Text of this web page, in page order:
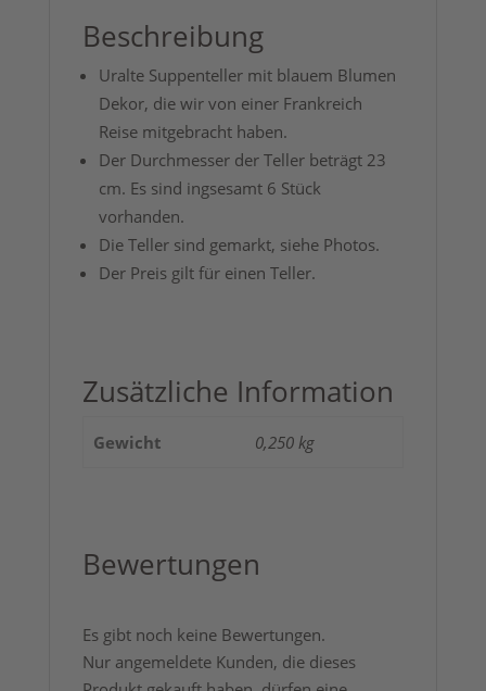
Beschreibung
Uralte Suppenteller mit blauem Blumen
Dekor, die wir von einer Frankreich
Reise mitgebracht haben.
Der Durchmesser der Teller beträgt 23
cm. Es sind ingsesamt 6 Stück
vorhanden.
Die Teller sind gemarkt, siehe Photos.
Der Preis gilt für einen Teller.
Zusätzliche Information
Gewicht 0,250 kg
Bewertungen
Es gibt noch keine Bewertungen.
Nur angemeldete Kunden, die dieses